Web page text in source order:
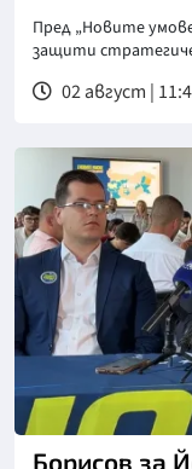
Пред „Новите
защити
02 август |
Борисов за